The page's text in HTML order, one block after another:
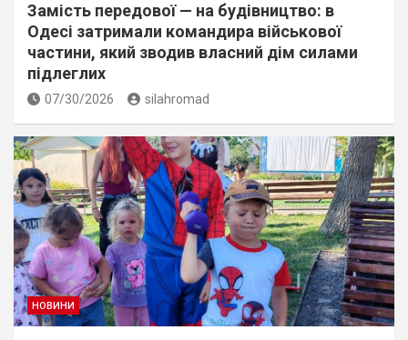
Замість передової — на будівництво: в
Одесі затримали командира військової
частини, який зводив власний дім силами
підлеглих
07/30/2026 silahromad
НОВИНИ